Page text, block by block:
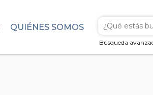
Búsqueda
QUIÉNES SOMOS